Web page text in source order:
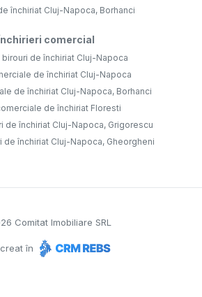
închiriat Cluj-Napoca, Borhanci
comercial
birouri de închiriat Cluj-Napoca
de închiriat Cluj-Napoca
de închiriat Cluj-Napoca, Borhanci
de închiriat Floresti
de închiriat Cluj-Napoca, Grigorescu
de închiriat Cluj-Napoca, Gheorgheni
Comitat Imobiliare SRL
în